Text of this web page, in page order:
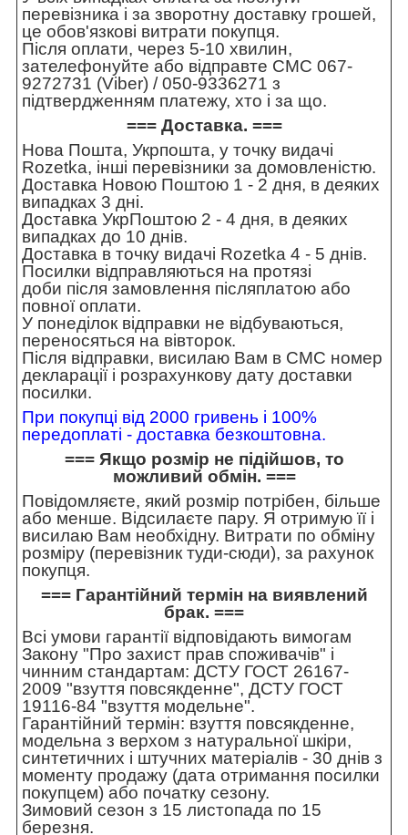
перевізника і за зворотну доставку грошей,
це обов'язкові витрати покупця.
Після оплати, через 5-10 хвилин,
зателефонуйте або відправте СМС 067-
9272731 (Viber) / 050-9336271 з
підтвердженням платежу, хто і за що.
=== Доставка. ===
Нова Пошта, Укрпошта, у точку видачі
Rozetka, інші перевізники за домовленістю.
Доставка Новою Поштою 1 - 2 дня, в деяких
випадках 3 дні.
Доставка УкрПоштою 2 - 4 дня, в деяких
випадках до 10 днів.
Доставка в точку видачі Rozetka 4 - 5 днів.
Посилки відправляються на протязі
доби після замовлення післяплатою або
повної оплати.
У понеділок відправки не відбуваються,
переносяться на вівторок.
Після відправки, висилаю Вам в СМС номер
декларації і розрахункову дату доставки
посилки.
При покупці від 2000 гривень і 100%
передоплаті - доставка безкоштовна.
=== Якщо розмір не підійшов, то
можливий обмін. ===
Повідомляєте, який розмір потрібен, більше
або менше. Відсилаєте пару. Я отримую її і
висилаю Вам необхідну. Витрати по обміну
розміру (перевізник туди-сюди), за рахунок
покупця.
=== Гарантійний термін на виявлений
брак. ===
Всі умови гарантії відповідають вимогам
Закону "Про захист прав споживачів" і
чинним стандартам: ДСТУ ГОСТ 26167-
2009 "взуття повсякденне", ДСТУ ГОСТ
19116-84 "взуття модельне".
Гарантійний термін: взуття повсякденне,
модельна з верхом з натуральної шкіри,
синтетичних і штучних матеріалів - 30 днів з
моменту продажу (дата отримання посилки
покупцем) або початку сезону.
Зимовий сезон з 15 листопада по 15
березня.